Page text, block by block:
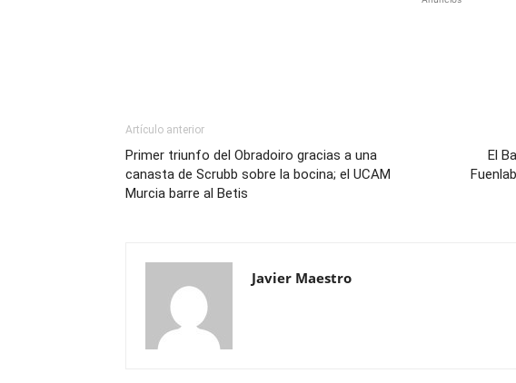
Artículo anterior
Primer triunfo del Obradoiro gracias a una
canasta de Scrubb sobre la bocina; el UCAM
Murcia barre al Betis
El
Javier Maestro